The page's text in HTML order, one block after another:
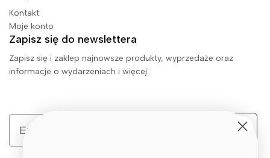
Kontakt
Moje konto
Zapisz się do newslettera
Zapisz się i zaklep najnowsze produkty, wyprzedaże oraz
informacje o wydarzeniach i więcej.
Email
Zapisz się